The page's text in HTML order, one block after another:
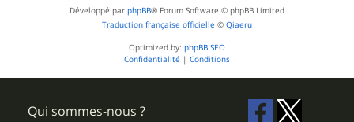
Développé par phpBB® Forum Software © phpBB Limited
Traduction française officielle © Qiaeru
Optimized by: phpBB SEO
Confidentialité | Conditions
Qui sommes-nous ?